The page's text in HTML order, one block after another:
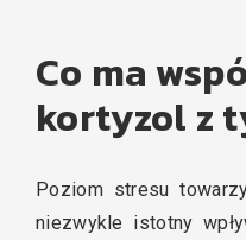
Co ma
kortyzol z
Poziom stresu
niezwykle istotny